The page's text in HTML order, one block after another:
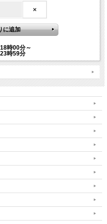
ご質問に採用されません
の上、お申込みくださ
聴となりますので予めご
ない場合
プはメールでのやりとり
ない方など、メールのや
を控えてください。恐れ
設定およびZOOM登録設
りませんので、予めご了
×
時00分～
時59分